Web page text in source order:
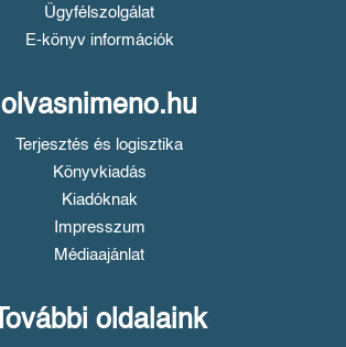
Ügyfélszolgálat
E-könyv információk
olvasnimeno.hu
Terjesztés és logisztika
Könyvkiadás
Kiadóknak
Impresszum
Médiaajánlat
További oldalaink